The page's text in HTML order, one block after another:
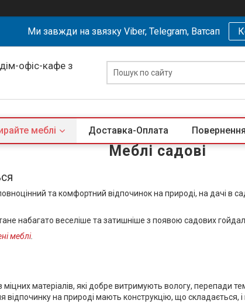
Ми завжди на звязку Viber, Telegram, Ватсап
офіс-кафе з
меблі Доставка-Оплата
Меблі садові
та комфортний відпочинок на природі, на дачі в
набагато веселіше та затишніше з появою садових
меблі.
міцних матеріалів, які добре витримують вологу, перепади
відпочинку на природі мають конструкцію, що складається,